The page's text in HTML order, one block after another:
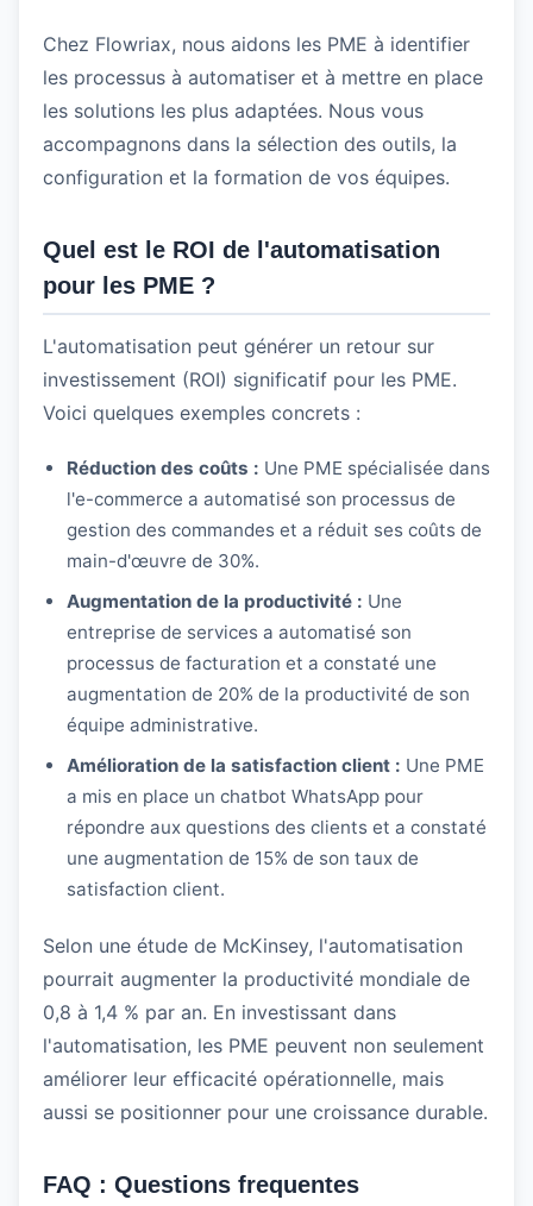
Chez Flowriax, nous aidons les PME à identifier
les processus à automatiser et à mettre en place
les solutions les plus adaptées. Nous vous
accompagnons dans la sélection des outils, la
configuration et la formation de vos équipes.
Quel est le ROI de l'automatisation
pour les PME ?
L'automatisation peut générer un retour sur
investissement (ROI) significatif pour les PME.
Voici quelques exemples concrets :
Réduction des coûts : Une PME spécialisée dans
l'e-commerce a automatisé son processus de
gestion des commandes et a réduit ses coûts de
main-d'œuvre de 30%.
Augmentation de la productivité : Une
entreprise de services a automatisé son
processus de facturation et a constaté une
augmentation de 20% de la productivité de son
équipe administrative.
Amélioration de la satisfaction client : Une PME
a mis en place un chatbot WhatsApp pour
répondre aux questions des clients et a constaté
une augmentation de 15% de son taux de
satisfaction client.
Selon une étude de McKinsey, l'automatisation
pourrait augmenter la productivité mondiale de
0,8 à 1,4 % par an. En investissant dans
l'automatisation, les PME peuvent non seulement
améliorer leur efficacité opérationnelle, mais
aussi se positionner pour une croissance durable.
FAQ : Questions frequentes